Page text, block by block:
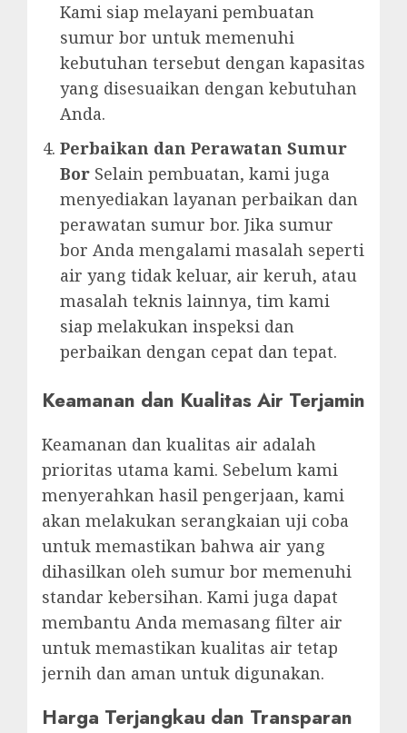
Kami siap melayani pembuatan
sumur bor untuk memenuhi
kebutuhan tersebut dengan kapasitas
yang disesuaikan dengan kebutuhan
Anda.
Perbaikan dan Perawatan Sumur
Bor Selain pembuatan, kami juga
menyediakan layanan perbaikan dan
perawatan sumur bor. Jika sumur
bor Anda mengalami masalah seperti
air yang tidak keluar, air keruh, atau
masalah teknis lainnya, tim kami
siap melakukan inspeksi dan
perbaikan dengan cepat dan tepat.
Keamanan dan Kualitas Air Terjamin
Keamanan dan kualitas air adalah
prioritas utama kami. Sebelum kami
menyerahkan hasil pengerjaan, kami
akan melakukan serangkaian uji coba
untuk memastikan bahwa air yang
dihasilkan oleh sumur bor memenuhi
standar kebersihan. Kami juga dapat
membantu Anda memasang filter air
untuk memastikan kualitas air tetap
jernih dan aman untuk digunakan.
Harga Terjangkau dan Transparan